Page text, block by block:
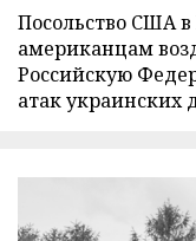
Посольство США
американцам
Российскую
атак украинских